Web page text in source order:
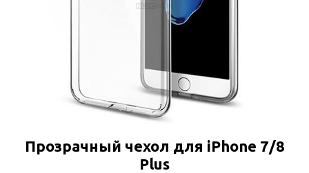
Прозрачный чехол для iPhone 7/8
Plus